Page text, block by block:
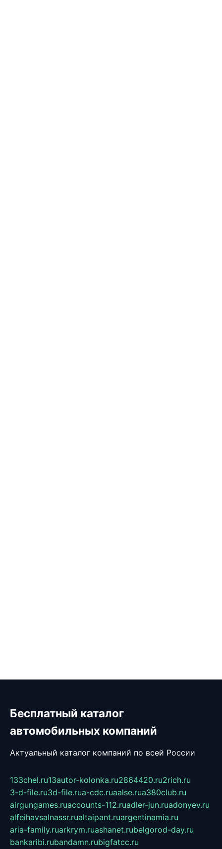
Бесплатный каталог
автомобильных компаний
Актуальный каталог компаний по всей России
133chel.ru13autor-kolonka.ru2864420.ru2rich.ru
3-d-file.ru3d-file.rua-cdc.ruaalse.rua380club.ru
airgungames.ruaccounts-112.ruadler-jun.ruadonyev.ru
alfeihavsalnassr.rualtaipant.ruargentinamia.ru
aria-family.ruarkrym.ruashanet.rubelgorod-day.ru
bankaribi.rubandamn.rubigfatcc.ru